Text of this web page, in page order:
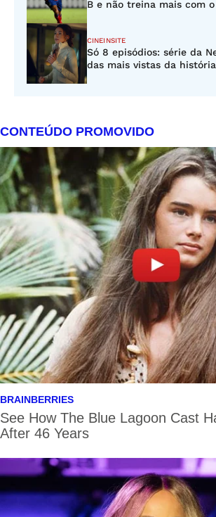
B e não treina mais com
CINEINSITE
Só 8 episódios: série da
das mais vistas da história